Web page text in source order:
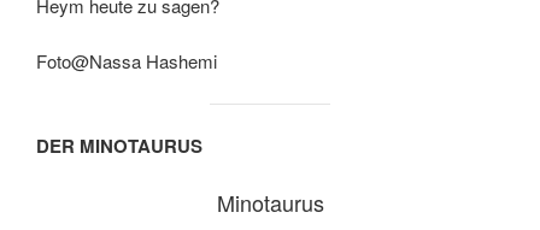
Heym heute zu sagen?
Foto@Nassa Hashemi
DER MINOTAURUS
Minotaurus